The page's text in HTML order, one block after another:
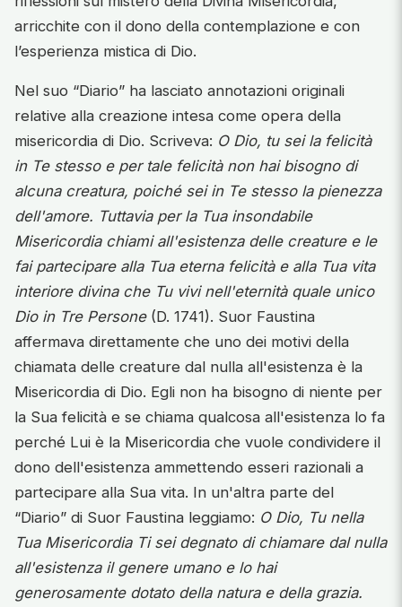
arricchite con il dono della contemplazione e con
l’esperienza mistica di Dio.
Nel suo “Diario” ha lasciato annotazioni originali
relative alla creazione intesa come opera della
misericordia di Dio. Scriveva: O Dio, tu sei la felicità
in Te stesso e per tale felicità non hai bisogno di
alcuna creatura, poiché sei in Te stesso la pienezza
dell'amore. Tuttavia per la Tua insondabile
Misericordia chiami all'esistenza delle creature e le
fai partecipare alla Tua eterna felicità e alla Tua vita
interiore divina che Tu vivi nell'eternità quale unico
Dio in Tre Persone(D. 1741). Suor Faustina
affermava direttamente che uno dei motivi della
chiamata delle creature dal nulla all'esistenza è la
Misericordia di Dio. Egli non ha bisogno di niente per
la Sua felicità e se chiama qualcosa all'esistenza lo fa
perché Lui è la Misericordia che vuole condividere il
dono dell'esistenza ammettendo esseri razionali a
partecipare alla Sua vita. In un'altra parte del
“Diario” di Suor Faustina leggiamo: O Dio, Tu nella
Tua Misericordia Ti sei degnato di chiamare dal nulla
all'esistenza il genere umano e lo hai
generosamente dotato della natura e della grazia.